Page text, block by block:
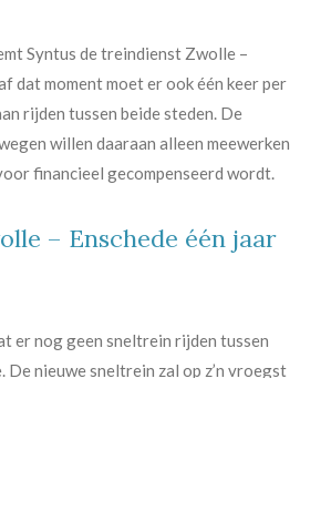
Syntus de treindienst Zwolle –
dat moment moet er ook één keer per
rijden tussen beide steden. De
willen daaraan alleen meewerken
financieel gecompenseerd wordt.
– Enschede één jaar
er nog geen sneltrein rijden tussen
De nieuwe sneltrein zal op z’n vroegst